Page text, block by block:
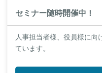
セミナー随時開催中！
人事担当者様、役員様に向
ています。